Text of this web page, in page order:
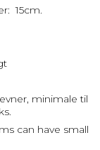
15cm.
minimale til
can have small